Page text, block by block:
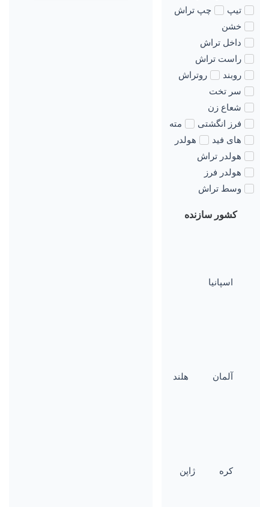
تیپ
چپ تراش
خشن
داخل تراش
راست تراش
روبند
روتراش
سر تخت
شعاع زن
فرز انگشتی
مته
های فید
هولدر
هولدر تراش
هولدر فرز
وسط تراش
کشور سازنده
اسپانیا
آلمان هلند
کره ژاپن